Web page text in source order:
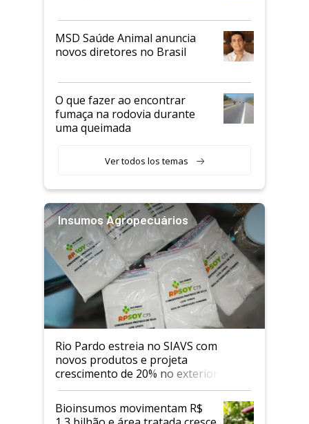
MSD Saúde Animal anuncia
novos diretores no Brasil
O que fazer ao encontrar
fumaça na rodovia durante
uma queimada
Ver todos los temas
Insumos Agropecuários
Rio Pardo estreia no SIAVS com
novos produtos e projeta
crescimento de 20% no exterior
Bioinsumos movimentam R$